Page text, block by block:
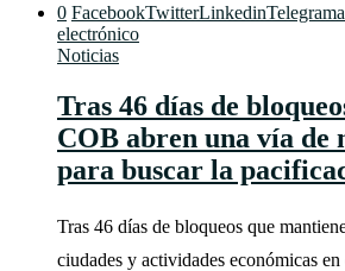
0 FacebookTwitterLinkedinTelegrama
electrónico
Noticias
Tras 46 días de
COB abren una vía de
para buscar la
Tras 46 días de bloqueos que
ciudades y actividades económicas